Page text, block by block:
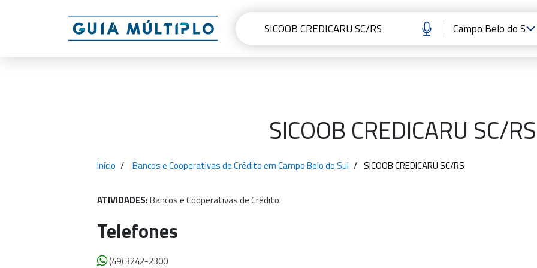
SICOOB CREDICARU SC/RS
Início Bancos e Cooperativas de Crédito em Campo Belo do Sul SICOOB CREDICARU SC/RS
ATIVIDADES:BancoseCooperativasdeCrédito.
Telefones
(49) 3242-2300